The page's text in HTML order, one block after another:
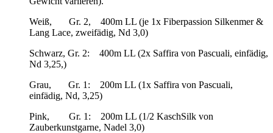
Weiß, Gr. 2, 400m LL (je 1x Fiberpassion Silkenmer &
Lang Lace, zweifädig, Nd 3,0)
Schwarz, Gr. 2: 400m LL (2x Saffira von Pascuali, einfädig,
Nd 3,25,)
Grau, Gr. 1: 200m LL (1x Saffira von Pascuali,
einfädig, Nd, 3,25)
Pink, Gr. 1: 200m LL (1/2 KaschSilk von
Zauberkunstgarne, Nadel 3,0)